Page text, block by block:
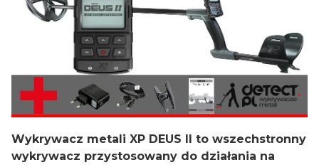
Wykrywacz metali XP DEUS II to wszechstronny
wykrywacz przystosowany do działania na